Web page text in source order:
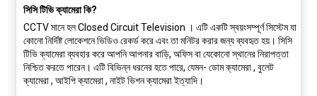
সিসি টিভি ক্যামেরা কি?
CCTV মানে হল Closed Circuit Television । এটি একটি স্বয়ংসম্পূর্ণ সিস্টেম যা
কোনো নির্দিষ্ট লোকেশনে ভিডিও রেকর্ড করে এবং তা মনিটর করার জন্য ব্যবহৃত হয়। সিসি
টিভি ক্যামেরা ব্যবহার করে আপনি আপনার বাড়ি, অফিস বা যেকোনো স্থানের নিরাপত্তা
নিশ্চিত করতে পারেন। এটি বিভিন্ন ধরনের হতে পারে, যেমন- ডোম ক্যামেরা , বুলেট
ক্যামেরা , আইপি ক্যামেরা , নাইট ভিশন ক্যামেরা ইত্যাদি।